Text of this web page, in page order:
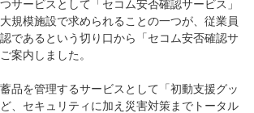
サービスとして「セコム安否確認サービス」
規模施設で求められることの一つが、従業員
であるという切り口から「セコム安否確認サ
案内しました。
品を管理するサービスとして「初動支援グッ
、セキュリティに加え災害対策までトータル